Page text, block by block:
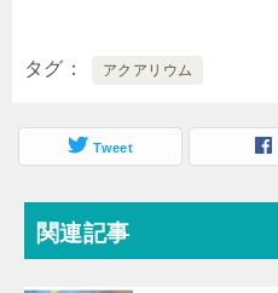
タグ アクアリウム
Tweet
関連記事